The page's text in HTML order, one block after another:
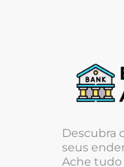
Descubra
seus
Ache tudo